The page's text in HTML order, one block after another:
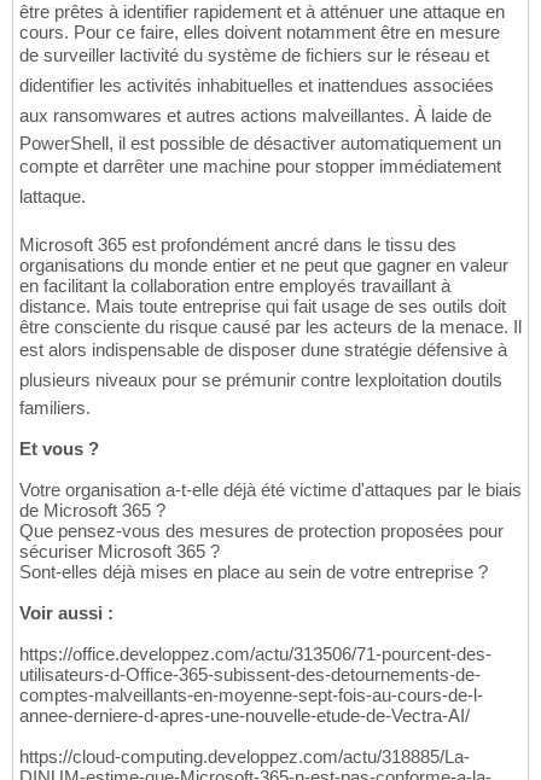
être prêtes à identifier rapidement et à atténuer une attaque en
cours. Pour ce faire, elles doivent notamment être en mesure
de surveiller lactivité du système de fichiers sur le réseau et
didentifier les activités inhabituelles et inattendues associées
aux ransomwares et autres actions malveillantes. À laide de
PowerShell, il est possible de désactiver automatiquement un
compte et darrêter une machine pour stopper immédiatement
lattaque.
Microsoft 365 est profondément ancré dans le tissu des
organisations du monde entier et ne peut que gagner en valeur
en facilitant la collaboration entre employés travaillant à
distance. Mais toute entreprise qui fait usage de ses outils doit
être consciente du risque causé par les acteurs de la menace. Il
est alors indispensable de disposer dune stratégie défensive à
plusieurs niveaux pour se prémunir contre lexploitation doutils
familiers.
Et vous ?
Votre organisation a-t-elle déjà été victime d'attaques par le biais
de Microsoft 365 ?
Que pensez-vous des mesures de protection proposées pour
sécuriser Microsoft 365 ?
Sont-elles déjà mises en place au sein de votre entreprise ?
Voir aussi :
https://office.developpez.com/actu/313506/71-pourcent-des-
utilisateurs-d-Office-365-subissent-des-detournements-de-
comptes-malveillants-en-moyenne-sept-fois-au-cours-de-l-
annee-derniere-d-apres-une-nouvelle-etude-de-Vectra-AI/
https://cloud-computing.developpez.com/actu/318885/La-